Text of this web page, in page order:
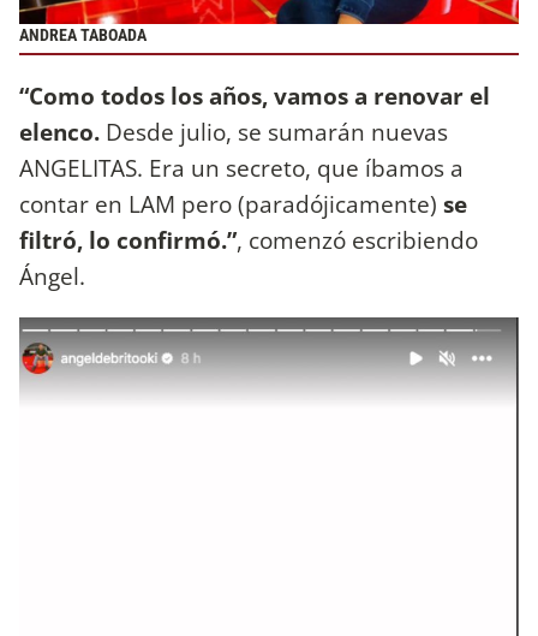
ANDREA TABOADA
“Como todos los años, vamos a renovar el
elenco. Desde julio, se sumarán nuevas
ANGELITAS. Era un secreto, que íbamos a
contar en LAM pero (paradójicamente) se
filtró, lo confirmó.”, comenzó escribiendo
Ángel.